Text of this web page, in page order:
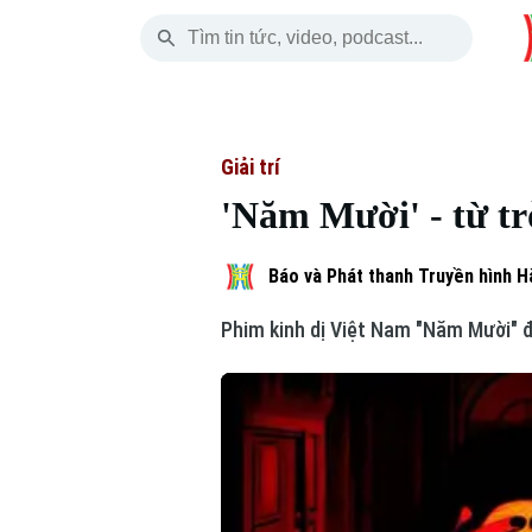
Chính trị
Xã hội
An ninh trật tự
Người Hà Nội
Khoảnh khắc Hà
Ẩm thực
Quân sự
Hồ sơ
Người
Giải trí
'Năm Mười' - từ
Báo và Phát thanh Truyền hình
Phim kinh dị Việt Nam "Năm
Skip Ad